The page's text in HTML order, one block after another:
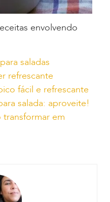
envolvendo
saladas
refrescante
fácil e refrescante
salada: aproveite!
em